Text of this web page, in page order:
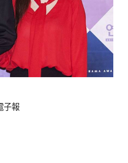
子報